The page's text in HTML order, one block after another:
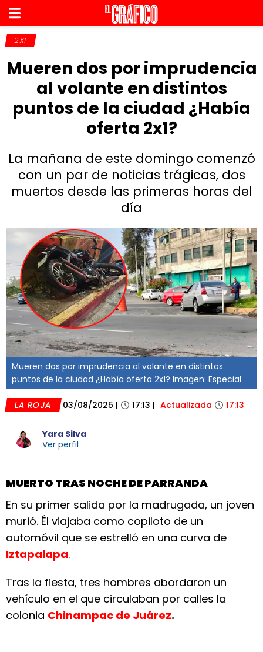
2X1
Mueren dos por imprudencia
al volante en distintos
puntos de la ciudad ¿Había
oferta 2x1?
La mañana de este domingo comenzó
con un par de noticias trágicas, dos
muertos desde las primeras horas del
día
Mueren dos por imprudencia al volante en distintos
puntos de la ciudad ¿Había oferta 2x1? Imagen: Especial
LA ROJA 03/08/2025 | 17:13 | Actualizada 17:13
Yara Silva
Ver perfil
MUERTO TRAS NOCHE DE PARRANDA
En su primer salida por la madrugada, un joven
murió. Él viajaba como copiloto de un
automóvil que se estrelló en una curva de
Iztapalapa.
Tras la fiesta, tres hombres abordaron un
vehículo en el que circulaban por calles la
colonia Chinampac de Juárez.